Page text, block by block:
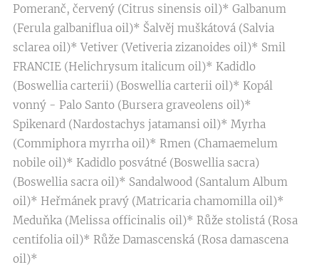
Pomeranč, červený (Citrus sinensis oil)* Galbanum
(Ferula galbaniflua oil)* Šalvěj muškátová (Salvia
sclarea oil)* Vetiver (Vetiveria zizanoides oil)* Smil
FRANCIE (Helichrysum italicum oil)* Kadidlo
(Boswellia carterii) (Boswellia carterii oil)* Kopál
vonný - Palo Santo (Bursera graveolens oil)*
Spikenard (Nardostachys jatamansi oil)* Myrha
(Commiphora myrrha oil)* Rmen (Chamaemelum
nobile oil)* Kadidlo posvátné (Boswellia sacra)
(Boswellia sacra oil)* Sandalwood (Santalum Album
oil)* Heřmánek pravý (Matricaria chamomilla oil)*
Meduňka (Melissa officinalis oil)* Růže stolistá (Rosa
centifolia oil)* Růže Damascenská (Rosa damascena
oil)*